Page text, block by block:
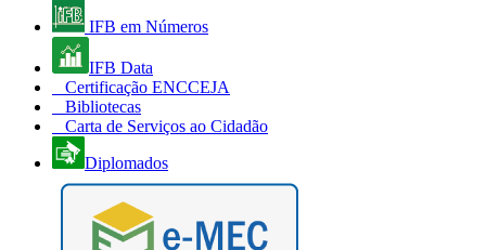
IFB em Números
IFB Data
Certificação ENCCEJA
Bibliotecas
Carta de Serviços ao Cidadão
Diplomados